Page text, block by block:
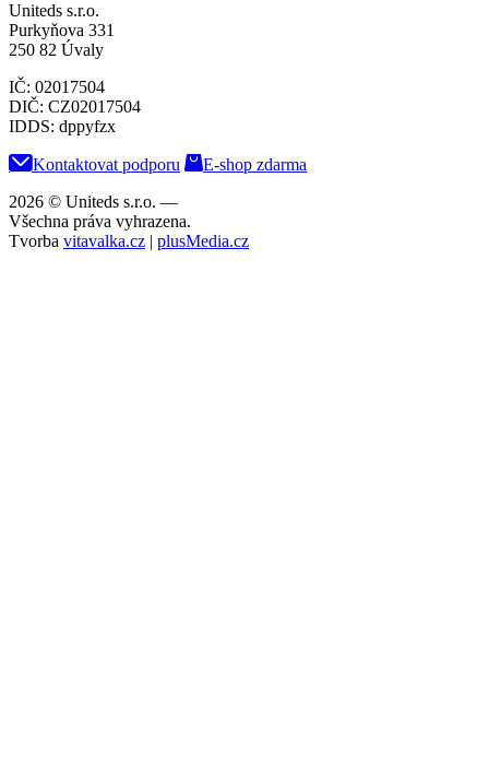
Uniteds s.r.o.
Purkyňova 331
250 82 Úvaly
IČ: 02017504
DIČ: CZ02017504
IDDS: dppyfzx
Kontaktovat podporu
E-shop zdarma
2026 © Uniteds s.r.o. —
Všechna práva vyhrazena.
Tvorba vitavalka.cz | plusMedia.cz